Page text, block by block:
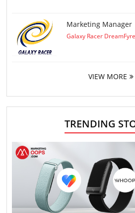
Marketing Manager
Galaxy Racer
VIEW MORE
TRENDING